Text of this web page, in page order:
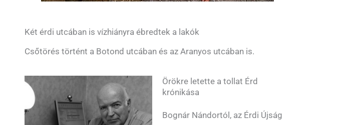
Két érdi utcában is vízhiányra ébredtek a lakók
Csőtörés történt a Botond utcában és az Aranyos utcában is.
Örökre letette a tollat Érd
krónikása
Bognár Nándortól, az Érdi Újság